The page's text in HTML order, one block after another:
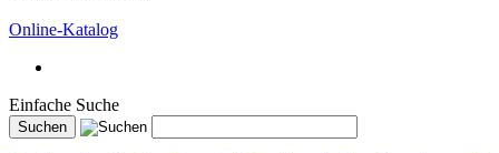
Online-Katalog
Einfache Suche